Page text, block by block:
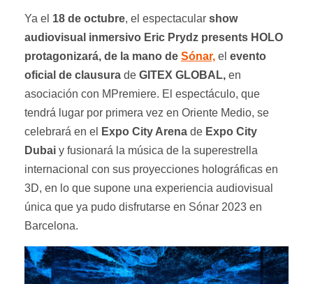
Ya el 18 de octubre, el espectacular show
audiovisual inmersivo Eric Prydz presents HOLO
protagonizará, de la mano de Sónar, el evento
oficial de clausura de GITEX GLOBAL, en
asociación con MPremiere. El espectáculo, que
tendrá lugar por primera vez en Oriente Medio, se
celebrará en el
Expo City Arena de Expo City
Dubai y fusionará la música de la superestrella
internacional con sus proyecciones holográficas en
3D, en lo que supone una experiencia audiovisual
única que ya pudo disfrutarse en Sónar 2023 en
Barcelona.